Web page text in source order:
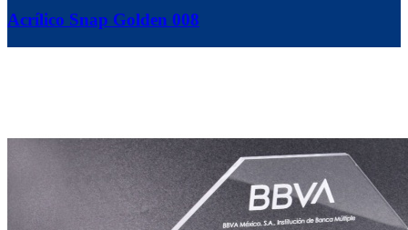
Acrílico Snap Golden 008